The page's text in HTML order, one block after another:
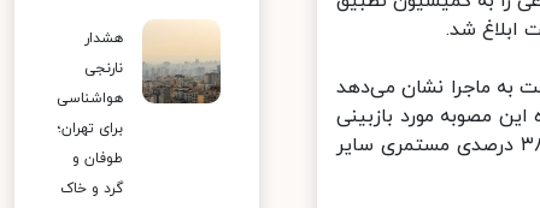
شد.
ماجرا نشان می‌دهد
مصوبه مورد بازبینی
قرار خواهد گرفت و این بار پیشنهاد سازمان تامین اجتماعی برای افزایش ۳۸ درصدی مستمری سایر
هشدار
نارنجی
هواشناسی
برای تهران؛
طوفان و
گرد و خاک